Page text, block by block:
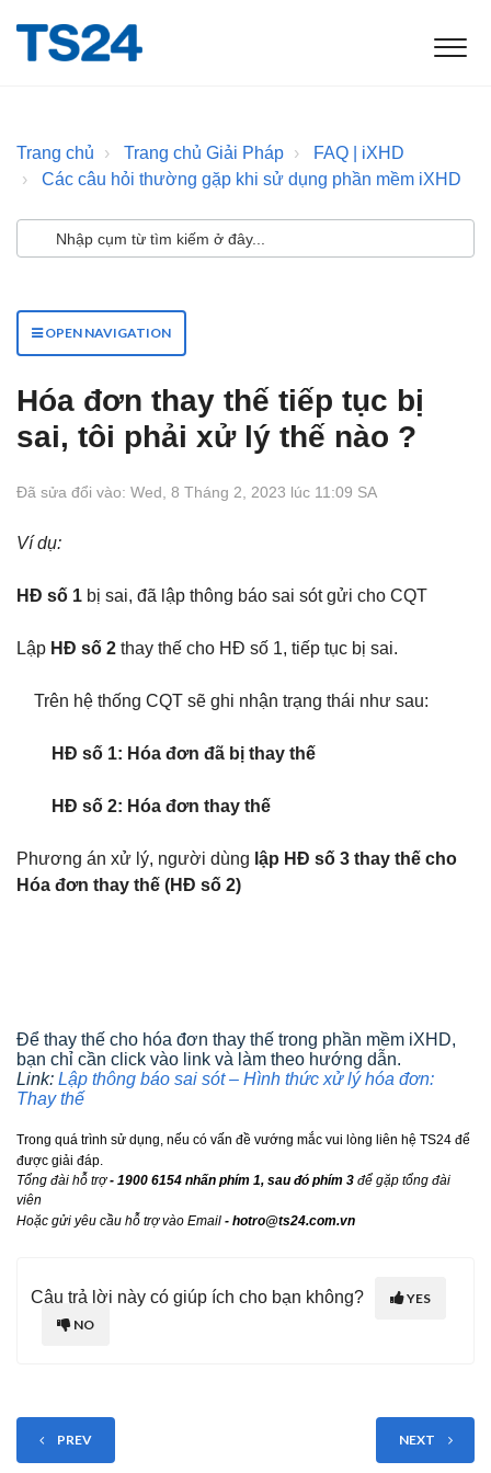
Trang chủ Trang chủ Giải Pháp
FAQ | iXHD
Các câu hỏi thường gặp khi sử dụng phần mềm iXHD
OPEN NAVIGATION
Hóa đơn thay thế tiếp tục bị
sai, tôi phải xử lý thế nào ?
Đã sửa đổi vào: Wed, 8 Tháng 2, 2023 lúc 11:09 SA
Ví dụ:
HĐ số 1 bị sai, đã lập thông báo sai sót gửi cho CQT
Lập HĐ số 2 thay thế cho HĐ số 1, tiếp tục bị sai.
Trên hệ thống CQT sẽ ghi nhận trạng thái như sau:
HĐ số 1: Hóa đơn đã bị thay thế
HĐ số 2: Hóa đơn thay thế
Phương án xử lý, người dùng lập HĐ số 3 thay thế cho
Hóa đơn thay thế (HĐ số 2)
Để thay thế cho hóa đơn thay thế trong phần mềm iXHD,
bạn chỉ cần click vào link và làm theo hướng dẫn.
Link: Lập thông báo sai sót – Hình thức xử lý hóa đơn:
Thay thế
Trong quá trình sử dụng, nếu có vấn đề vướng mắc vui lòng liên hệ TS24 để
được giải đáp.
Tổng đài hỗ trợ- 1900 6154 nhấn phím 1, sau đó phím 3 để gặp tổng đài
viên
Hoặc gửi yêu cầu hỗ trợ vào Email - hotro@ts24.com.vn
Câu trả lời này có giúp ích cho bạn không?
YES
NO
PREV NEXT